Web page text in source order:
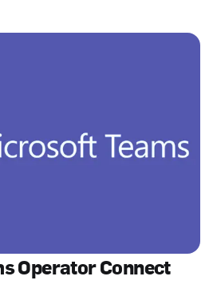
Operator Connect